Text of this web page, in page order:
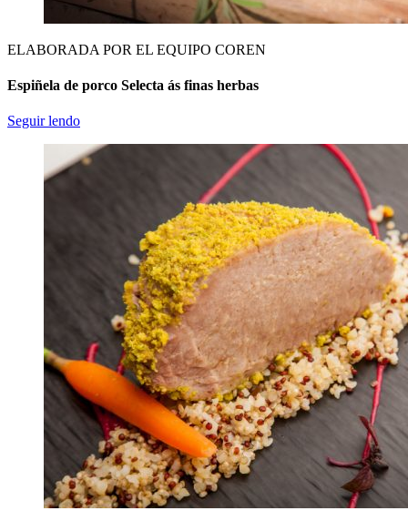
ELABORADA POR EL EQUIPO COREN
Espiñela de porco Selecta ás finas herbas
Seguir lendo